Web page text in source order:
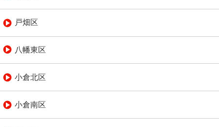
戸畑区
八幡東区
小倉北区
小倉南区